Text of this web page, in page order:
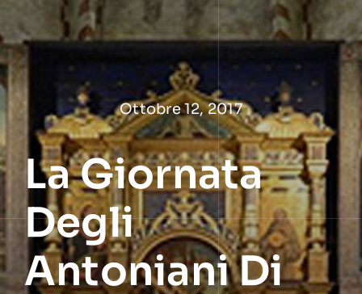
contenuto
Ottobre 12, 2017
La Giornata
Degli
Antoniani Di